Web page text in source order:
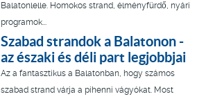
Balatonlelle. Homokos strand, élményfürdő, nyári
programok...
Szabad strandok a Balatonon -
az északi és déli part legjobbjai
Az a fantasztikus a Balatonban, hogy számos
szabad strand várja a pihenni vágyókat. Most